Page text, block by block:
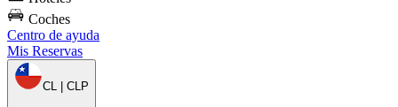
Coches
Centro de ayuda
Mis Reservas
CL | CLP